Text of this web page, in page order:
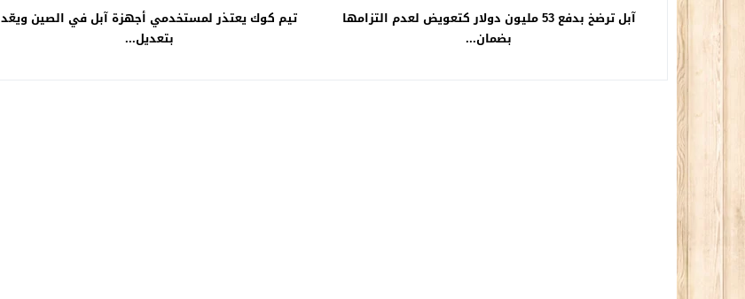
آبل ترضخ بدفع 53 مليون دولار كتعويض لعدم التزامها
بضمان...
تيم كوك يعتذر لمستخدمي أجهزة آبل في الصين ويعّد
بتعديل...